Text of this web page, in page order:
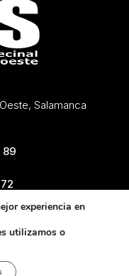
Salamanca
89
experiencia en
utilizamos o